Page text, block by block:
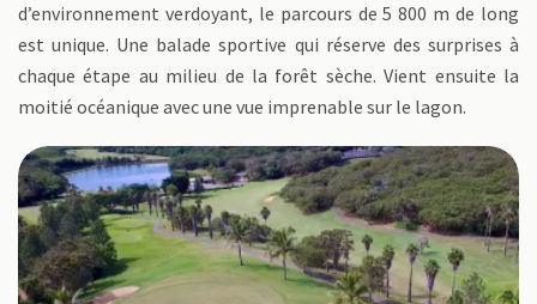
d’environnement verdoyant, le parcours de 5 800 m de long
est unique. Une balade sportive qui réserve des surprises à
chaque étape au milieu de la forêt sèche. Vient ensuite la
moitié océanique avec une vue imprenable sur le lagon.